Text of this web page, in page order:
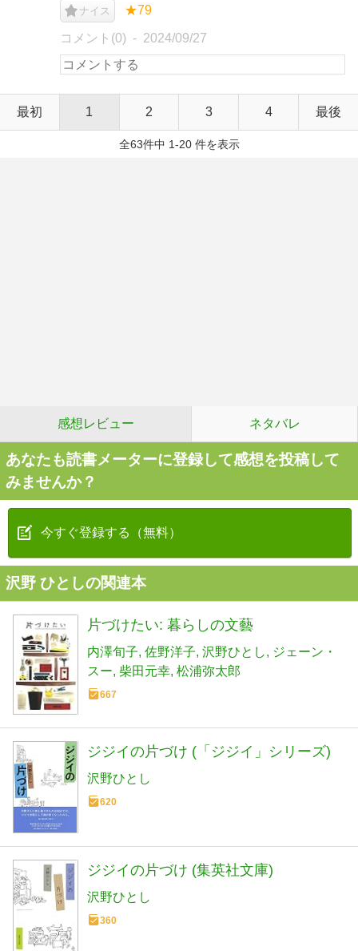
ナイス ★79
コメント(0) 2024/09/27
最初 1 2 3 4 最後
全63件中 1-20 件を表示
感想レビュー ネタバレ
あなたも読書メーターに登録して感想を投稿して
みませんか？
今すぐ登録する（無料）
沢野 ひとしの関連本
片づけたい: 暮らしの文藝
内澤旬子 佐野洋子 沢野ひとし
ジェーン・
スー 柴田元幸 松浦弥太郎
667
ジジイの片づけ (「ジジイ」シリーズ)
沢野ひとし
620
ジジイの片づけ (集英社文庫)
沢野ひとし
360